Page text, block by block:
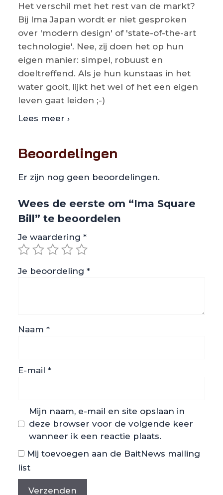
Het verschil met het rest van de markt?
Bij Ima Japan wordt er niet gesproken
over 'modern design' of 'state-of-the-art
technologie'. Nee, zij doen het op hun
eigen manier: simpel, robuust en
doeltreffend. Als je hun kunstaas in het
water gooit, lijkt het wel of het een eigen
leven gaat leiden ;-)
Lees meer ›
Beoordelingen
Er zijn nog geen beoordelingen.
Wees de eerste om “Ima Square
Bill” te beoordelen
Je waardering *
Je beoordeling *
Naam *
E-mail *
Mijn naam, e-mail en site opslaan in
deze browser voor de volgende keer
wanneer ik een reactie plaats.
Mij toevoegen aan de BaitNews mailing
list